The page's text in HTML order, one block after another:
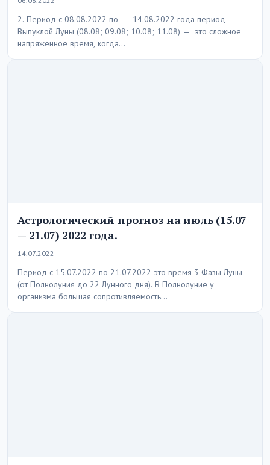
2. Период с 08.08.2022 по 14.08.2022 года период
Выпуклой Луны (08.08; 09.08; 10.08; 11.08) — это сложное
напряженное время, когда…
Астрологический прогноз на июль (15.07
— 21.07) 2022 года.
14.07.2022
Период с 15.07.2022 по 21.07.2022 это время 3 Фазы Луны
(от Полнолуния до 22 Лунного дня). В Полнолуние у
организма большая сопротивляемость…